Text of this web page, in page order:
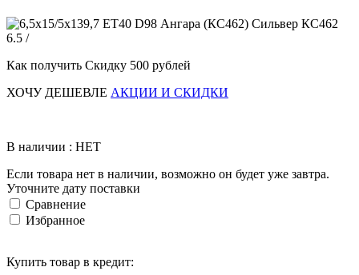
6.5 /
Как получить Скидку 500 рублей
ХОЧУ ДЕШЕВЛЕ АКЦИИ И СКИДКИ
В наличии : НЕТ
Если товара нет в наличии, возможно он будет уже завтра.
Уточните дату поставки
Сравнение
Избранное
Купить товар в кредит: